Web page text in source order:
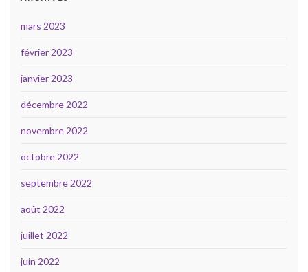
mars 2023
février 2023
janvier 2023
décembre 2022
novembre 2022
octobre 2022
septembre 2022
août 2022
juillet 2022
juin 2022